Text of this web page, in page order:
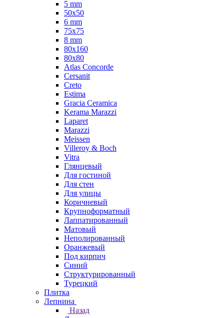
5 mm
50x50
6 mm
75х75
8 mm
80x160
80x80
Atlas Concorde
Cersanit
Creto
Estima
Gracia Ceramica
Kerama Marazzi
Laparet
Marazzi
Meissen
Villeroy & Boch
Vitra
Глянцевый
Для гостиной
Для стен
Для улицы
Коричневый
Крупноформатный
Лаппатированный
Матовый
Неполированный
Оранжевый
Под кирпич
Синий
Структурированный
Турецкий
Плитка
Лепнина
Назад